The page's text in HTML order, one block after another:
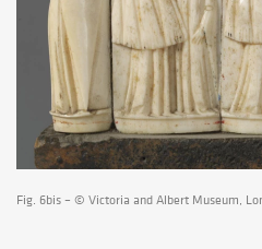
Fig. 6bis – © Victoria and Albert Museum,